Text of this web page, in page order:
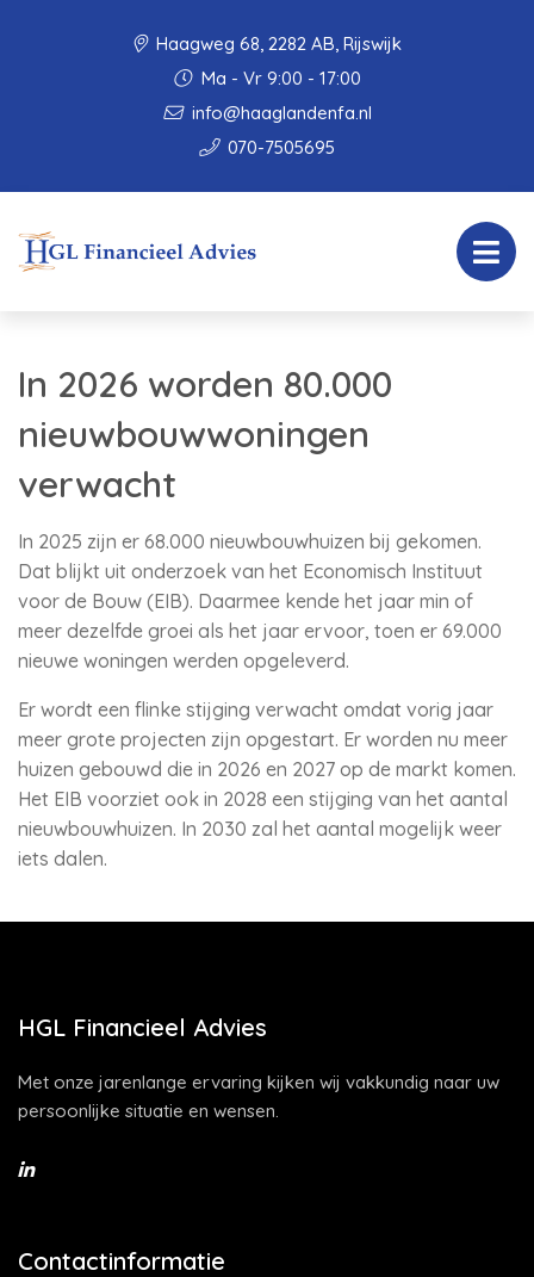
Haagweg 68, 2282 AB, Rijswijk
Ma - Vr 9:00 - 17:00
info@haaglandenfa.nl
070-7505695
In 2026 worden 80.000
nieuwbouwwoningen
verwacht
In 2025 zijn er 68.000 nieuwbouwhuizen bij gekomen.
Dat blijkt uit onderzoek van het Economisch Instituut
voor de Bouw (EIB). Daarmee kende het jaar min of
meer dezelfde groei als het jaar ervoor, toen er 69.000
nieuwe woningen werden opgeleverd.
Er wordt een flinke stijging verwacht omdat vorig jaar
meer grote projecten zijn opgestart. Er worden nu meer
huizen gebouwd die in 2026 en 2027 op de markt komen.
Het EIB voorziet ook in 2028 een stijging van het aantal
nieuwbouwhuizen. In 2030 zal het aantal mogelijk weer
iets dalen.
HGL Financieel Advies
Met onze jarenlange ervaring kijken wij vakkundig naar uw
persoonlijke situatie en wensen.
Contactinformatie